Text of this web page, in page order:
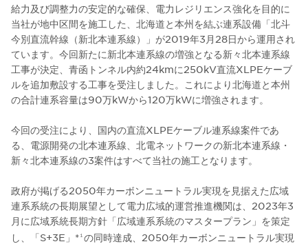
給力及び調整力の安定的な確保、電力レジリエンス強化を目的に
当社が地中区間を施工した、北海道と本州を結ぶ連系設備「北斗
今別直流幹線（新北本連系線）」が2019年3月28日から運用され
ています。今回新たに新北本連系線の増強となる新々北本連系線
工事が決定、青函トンネル内約24kmに250kV直流XLPEケーブ
ルを追加敷設する工事を受注しました。これにより北海道と本州
の合計連系容量は90万kWから120万kWに増強されます。
今回の受注により、国内の直流XLPEケーブル連系線案件であ
る、電源開発の北本連系線、北電ネットワークの新北本連系線・
新々北本連系線の3案件はすべて当社の施工となります。
政府が掲げる2050年カーボンニュートラル実現を見据えた広域
連系系統の長期展望として電力広域的運営推進機関は、2023年3
月に広域系統長期方針「広域連系系統のマスタープラン」を策定
し、「S+3E」* １ の同時達成、2050年カーボンニュートラル実現